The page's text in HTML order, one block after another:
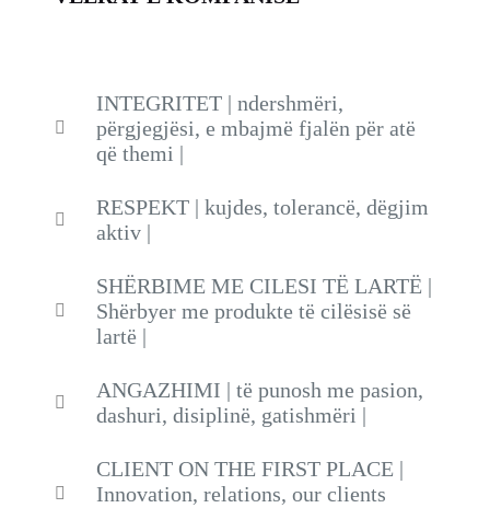
INTEGRITET | ndershmëri,
përgjegjësi, e mbajmë fjalën për atë
që themi |
RESPEKT | kujdes, tolerancë, dëgjim
aktiv |
SHËRBIME ME CILESI TË LARTË |
Shërbyer me produkte të cilësisë së
lartë |
ANGAZHIMI | të punosh me pasion,
dashuri, disiplinë, gatishmëri |
CLIENT ON THE FIRST PLACE |
Innovation, relations, our clients